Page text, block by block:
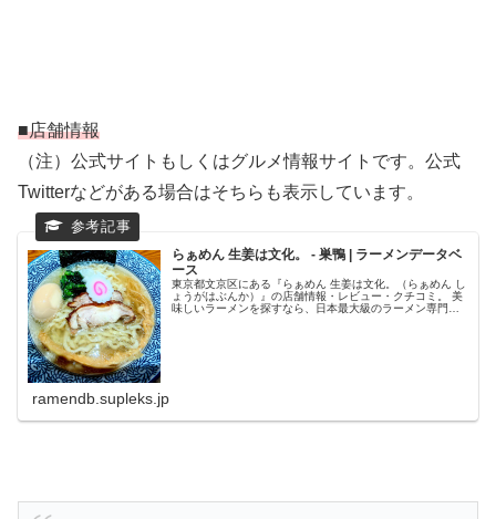
■店舗情報
（注）公式サイトもしくはグルメ情報サイトです。公式
Twitterなどがある場合はそちらも表示しています。
らぁめん 生姜は文化。 - 巣鴨 | ラーメンデータベ
ース
東京都文京区にある『らぁめん 生姜は文化。（らぁめん し
ょうがはぶんか）』の店舗情報・レビュー・クチコミ。 美
味しいラーメンを探すなら、日本最大級のラーメン専門ク
ramendb.supleks.jp